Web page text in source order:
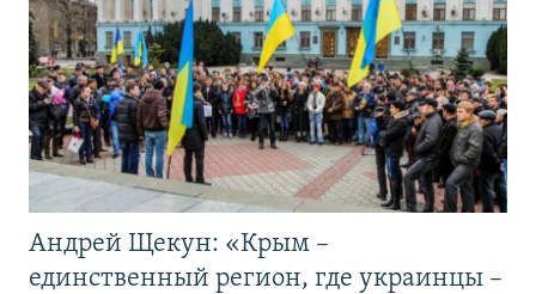
Андрей Щекун: «Крым –
единственный регион, где украинцы –